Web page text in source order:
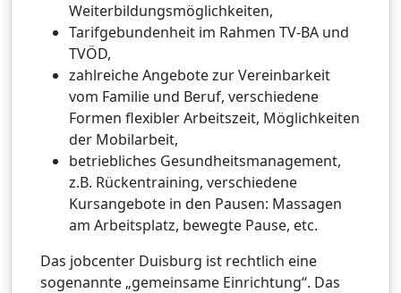
Weiterbildungsmöglichkeiten,
Tarifgebundenheit im Rahmen TV-BA und
TVÖD,
zahlreiche Angebote zur Vereinbarkeit
vom Familie und Beruf, verschiedene
Formen flexibler Arbeitszeit, Möglichkeiten
der Mobilarbeit,
betriebliches Gesundheitsmanagement,
z.B. Rückentraining, verschiedene
Kursangebote in den Pausen: Massagen
am Arbeitsplatz, bewegte Pause, etc.
Das jobcenter Duisburg ist rechtlich eine
sogenannte „gemeinsame Einrichtung“. Das